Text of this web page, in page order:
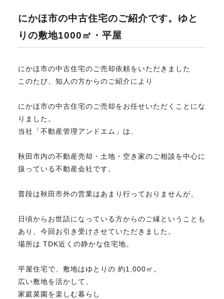
不動産のお悩み解決
マスターおすすめ物件
会社概要
スタッフ紹介
マスターのブログ
018-853-5780
FAX. 018-853-5781
開催日：平日9:30－17:30／
土曜10:00－15:00（要予約）
にかほ市の中古住宅のご紹介です。ゆと
りの敷地1000㎡・平屋
にかほ市の中古住宅のご売却依頼をいただきました
このたび、知人の方からのご紹介により
にかほ市の中古住宅のご売却をお任せいただくことにな
りました。
当社「不動産管理アンドエム」は、
秋田市内の不動産売却・土地・空き家のご相談を中心に
扱っている不動産会社です。
普段は秋田市外の営業はあまり行っておりませんが、
日頃からお世話になっている方からのご縁ということも
あり、今回お引き受けさせていただきました。
場所は TDK近くの静かな住宅地。
平屋住宅で、敷地はゆとりの 約1,000㎡。
広い敷地を活かして、
家庭菜園を楽しむ暮らし